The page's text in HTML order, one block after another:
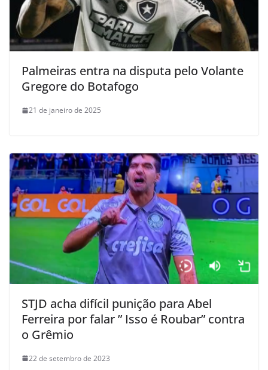
Palmeiras entra na disputa pelo Volante
Gregore do Botafogo
21 de janeiro de 2025
STJD acha difícil punição para Abel
Ferreira por falar ” Isso é Roubar” contra
o Grêmio
22 de setembro de 2023